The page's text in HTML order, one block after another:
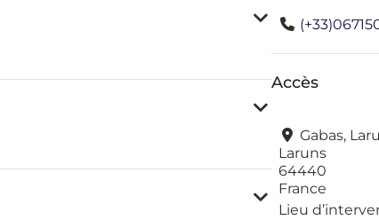
Accès
Gabas,
Laruns
64440
France
Lieu